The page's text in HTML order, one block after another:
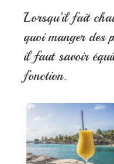
Lorsqu’il fait
quoi manger
il faut savoir
fonction.